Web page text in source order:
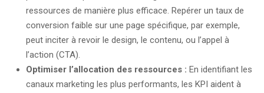
ressources de manière plus efficace. Repérer un taux de
conversion faible sur une page spécifique, par exemple,
peut inciter à revoir le design, le contenu, ou l’appel à
l’action (CTA).
Optimiser l’allocation des ressources : En identifiant les
canaux marketing les plus performants, les KPI aident à